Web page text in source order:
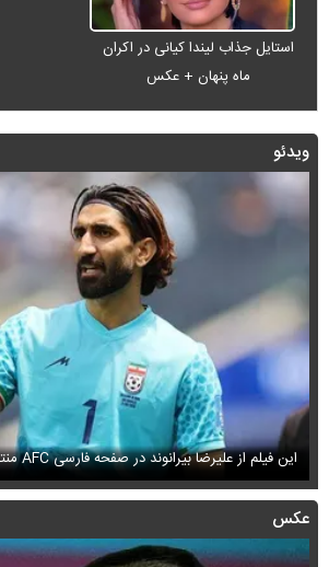
استایل جذاب لیندا کیانی در اکران
ماه پنهان + عکس
ویدئو
این فیلم از علیرضا بیرانوند در صفحه فارسی AFC منتشر شد
عکس